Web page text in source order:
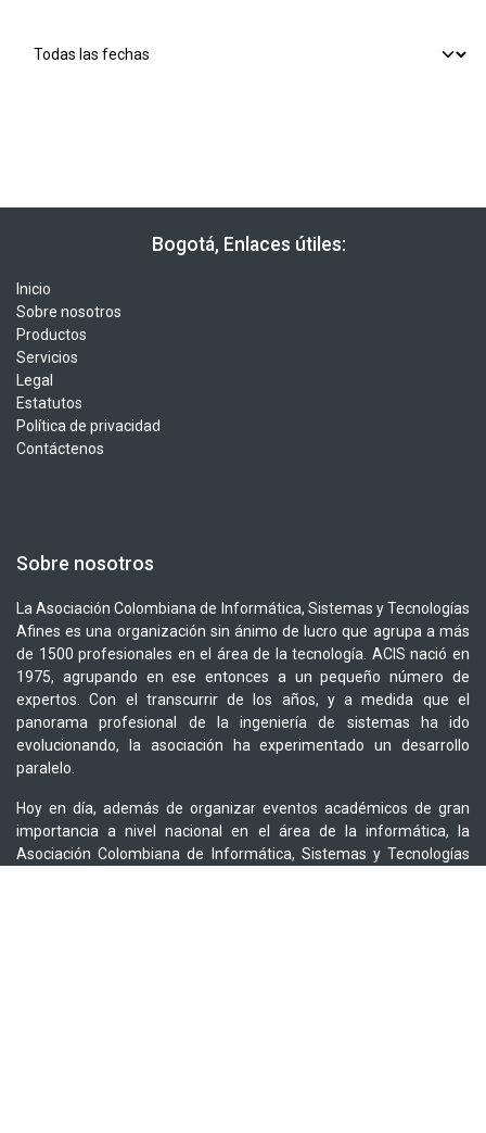
​​ Bogotá, Enlaces útiles:
Inicio
Sobre nosotros
Productos
Servicios
Legal
Estatutos
Política de privacidad
Contáctenos
Sobre nosotros
La Asociación Colombiana de Informática, Sistemas y Tecnologías
Afines es una organización sin ánimo de lucro que agrupa a más
de 1500 profesionales en el área de la tecnología. ACIS nació en
1975, agrupando en ese entonces a un pequeño número de
expertos. Con el transcurrir de los años, y a medida que el
panorama profesional de la ingeniería de sistemas ha ido
evolucionando, la asociación ha experimentado un desarrollo
paralelo.
Hoy en día, además de organizar eventos académicos de gran
importancia a nivel nacional en el área de la informática, la
Asociación Colombiana de Informática, Sistemas y Tecnologías